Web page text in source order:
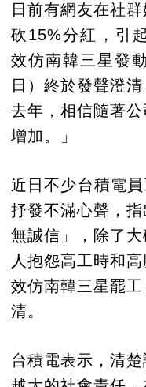
日前有網友在社
砍15%分紅，引
效仿南韓三星發
日）終於發聲澄
去年，相信隨著
增加。」
近日不少台積電
抒發不滿心聲，
無誠信」，除了
人抱怨高工時和
效仿南韓三星罷
清。
台積電表示，清